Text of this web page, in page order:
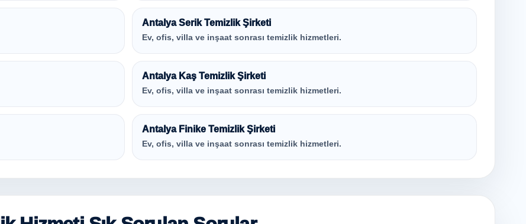
Antalya Serik Temizlik Şirketi
Ev, ofis, villa ve inşaat sonrası temizlik hizmetleri.
Antalya Kaş Temizlik Şirketi
Ev, ofis, villa ve inşaat sonrası temizlik hizmetleri.
Antalya Finike Temizlik Şirketi
Ev, ofis, villa ve inşaat sonrası temizlik hizmetleri.